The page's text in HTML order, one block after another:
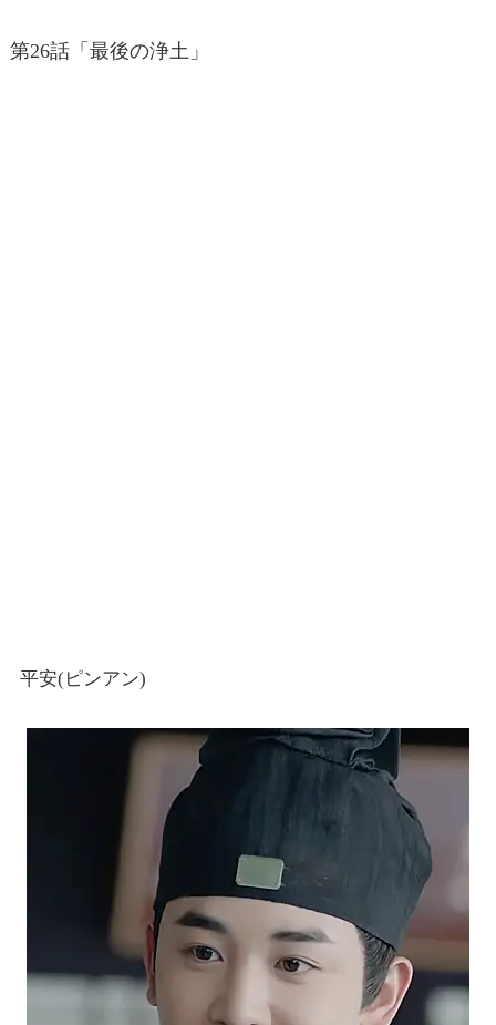
第26話「最後の浄土」
平安(ピンアン)